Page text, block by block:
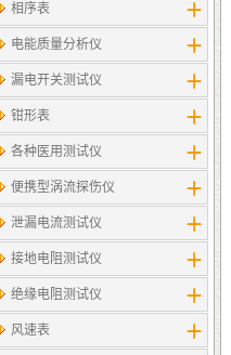
相序表
电能质量分析仪
漏电开关测试仪
钳形表
各种医用测试仪
便携型涡流探伤仪
泄漏电流测试仪
接地电阻测试仪
绝缘电阻测试仪
风速表